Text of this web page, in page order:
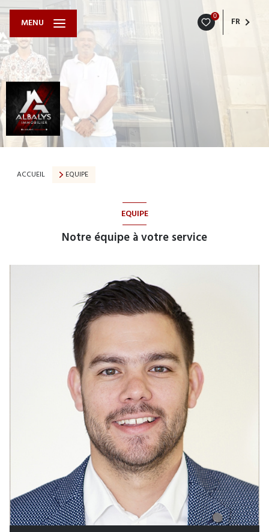
0 FR
MENU
ACCUEIL EQUIPE
EQUIPE
Notre équipe à votre service